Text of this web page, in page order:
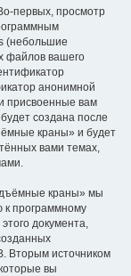
первых, просмотр
(небольшие
файлов вашего
анонимной
присвоенные вам
создана после
краны» и будет
вами темах,
краны» мы
программному
документа,
Вторым источником
вы